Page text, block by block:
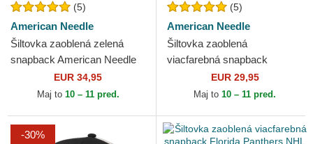
(5)
American Needle
Šiltovka zaoblená zelená
snapback American Needle
EUR 34,95
Maj to 10 – 11 pred.
(5)
American Needle
Šiltovka zaoblená
viacfarebná snapback
California Sinclair American
Needle
EUR 29,95
Maj to 10 – 11 pred.
-30%